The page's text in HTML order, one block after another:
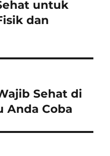
untuk
dan
Sehat di
Anda Coba